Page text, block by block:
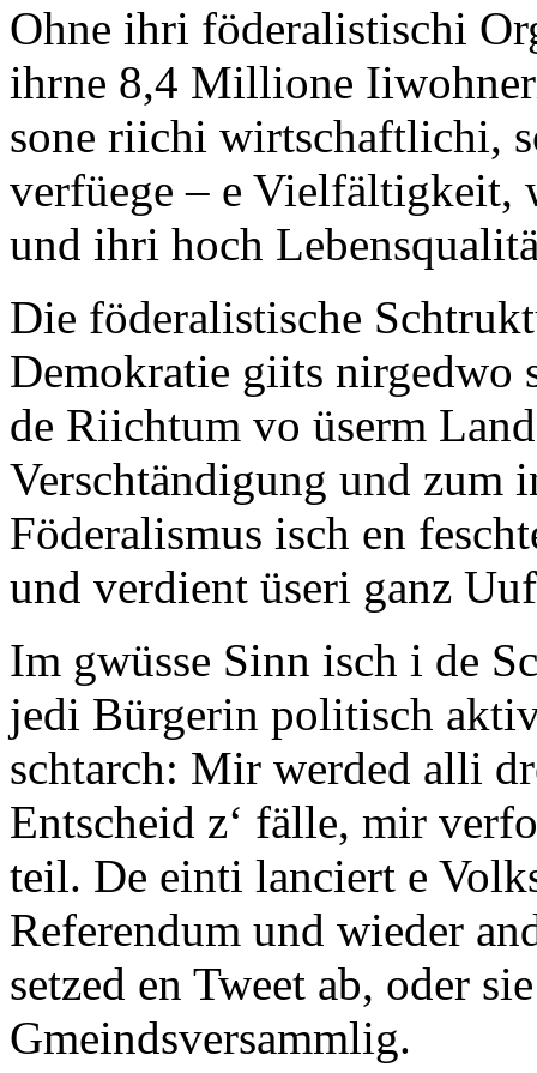
Ohne ihri föderalistischi
ihrne 8,4 Millione
sone riichi wirtschaftlichi,
verfüege – e Vielfältigkeit,
und ihri hoch
Die föderalistische
Demokratie giits nirgedwo
de Riichtum vo üserm
Verschtändigung und zum
Föderalismus isch en
und verdient üseri ganz
Im gwüsse Sinn isch i de
jedi Bürgerin politisch
schtarch: Mir werded alli
Entscheid z‘ fälle, mir
teil. De einti lanciert e
Referendum und wieder
setzed en Tweet ab, oder
Gmeindsversammlig.